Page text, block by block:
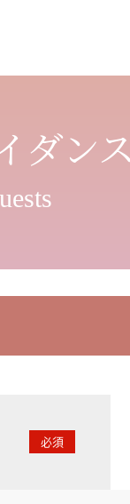
ダン
必須